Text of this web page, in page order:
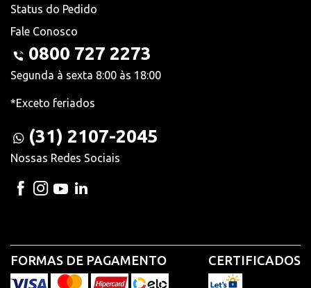
Status do Pedido
Fale Conosco
0800 727 2273
Segunda à sexta 8:00 às 18:00
*Exceto feriados
(31) 2107-2045
Nossas Redes Sociais
FORMAS DE PAGAMENTO CERTIFICADOS